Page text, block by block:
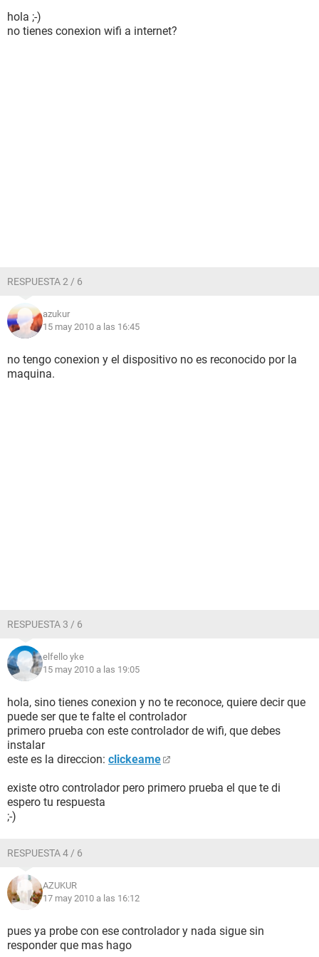
hola ;-)
no tienes conexion wifi a internet?
RESPUESTA 2 / 6
azukur
15 may 2010 a las 16:45
no tengo conexion y el dispositivo no es reconocido por la
maquina.
RESPUESTA 3 / 6
elfello yke
15 may 2010 a las 19:05
hola, sino tienes conexion y no te reconoce, quiere decir que
puede ser que te falte el controlador
primero prueba con este controlador de wifi, que debes
instalar
este es la direccion: clickeame
existe otro controlador pero primero prueba el que te di
espero tu respuesta
;-)
RESPUESTA 4 / 6
AZUKUR
17 may 2010 a las 16:12
pues ya probe con ese controlador y nada sigue sin
responder que mas hago